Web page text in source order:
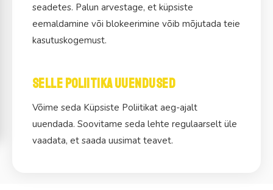
seadetes. Palun arvestage, et küpsiste
eemaldamine või blokeerimine võib mõjutada teie
kasutuskogemust.
Selle poliitika uuendused
Võime seda Küpsiste Poliitikat aeg-ajalt
uuendada. Soovitame seda lehte regulaarselt üle
vaadata, et saada uusimat teavet.